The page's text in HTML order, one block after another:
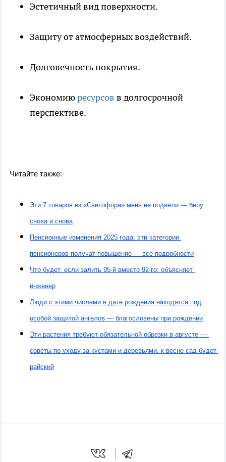
Эстетичный вид поверхности.
Защиту от атмосферных воздействий.
Долговечность покрытия.
Экономиюресурсов в долгосрочной
перспективе.
Читайте также:
Эти 7 товаров из «Светофора» меня не подвели — беру
снова и снова
Пенсионные изменения 2025 года: эти категории
пенсионеров получат повышение — все подробности
Что будет, если залить 95‑й вместо 92‑го: объясняет
инженер
Люди с этими числами в дате рождения находятся под
особой защитой ангелов — благословены при рождении
Эти растения требуют обязательной обрезки в августе —
советы по уходу за кустами и деревьями, к весне сад будет
райский